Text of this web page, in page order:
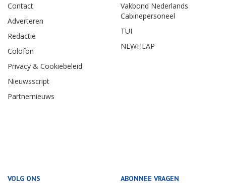
Contact
Adverteren
Redactie
Colofon
Privacy & Cookiebeleid
Nieuwsscript
Partnernieuws
Vakbond Nederlands
Cabinepersoneel
TUI
NEWHEAP
VOLG ONS ABONNEE VRAGEN